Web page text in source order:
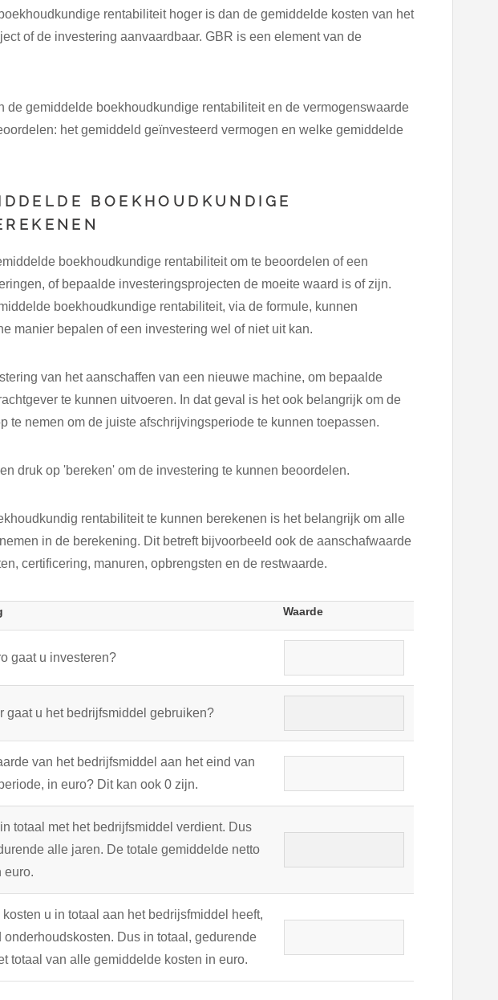
rentabiliteit hoger is dan de gemiddelde kosten van het
of de investering aanvaardbaar. GBR is een element van de
de gemiddelde boekhoudkundige rentabiliteit en de vermogenswaarde
het gemiddeld geïnvesteerd vermogen en welke gemiddelde
BOEKHOUDKUNDIGE
boekhoudkundige rentabiliteit om te beoordelen of een
of bepaalde investeringsprojecten de moeite waard is of zijn.
boekhoudkundige rentabiliteit, via de formule, kunnen
manier bepalen of een investering wel of niet uit kan.
van het aanschaffen van een nieuwe machine, om bepaalde
te kunnen uitvoeren. In dat geval is het ook belangrijk om de
te nemen om de juiste afschrijvingsperiode te kunnen toepassen.
druk op 'bereken' om de investering te kunnen beoordelen.
rentabiliteit te kunnen berekenen is het belangrijk om alle
in de berekening. Dit betreft bijvoorbeeld ook de aanschafwaarde
certificering, manuren, opbrengsten en de restwaarde.
Waarde
gaat u investeren?
gaat u het bedrijfsmiddel gebruiken?
van het bedrijfsmiddel aan het eind van
in euro? Dit kan ook 0 zijn.
totaal met het bedrijfsmiddel verdient. Dus
alle jaren. De totale gemiddelde netto
euro.
u in totaal aan het bedrijsfmiddel heeft,
onderhoudskosten. Dus in totaal, gedurende
totaal van alle gemiddelde kosten in euro.